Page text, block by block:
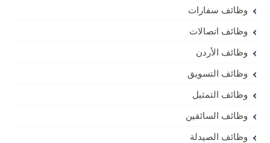
وظائف سفارات
وظائف اتصالات
وظائف الأردن
وظائف التسويق
وظائف التمثيل
وظائف السائقين
وظائف الصيدلة